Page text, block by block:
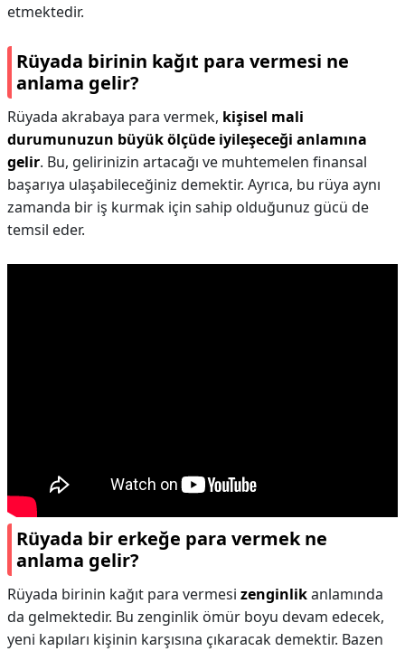
etmektedir.
Rüyada birinin kağıt para vermesi ne
anlama gelir?
Rüyada akrabaya para vermek, kişisel mali
durumunuzun büyük ölçüde iyileşeceği anlamına
gelir. Bu, gelirinizin artacağı ve muhtemelen finansal
başarıya ulaşabileceğiniz demektir. Ayrıca, bu rüya aynı
zamanda bir iş kurmak için sahip olduğunuz gücü de
temsil eder.
Rüyada bir erkeğe para vermek ne
anlama gelir?
Rüyada birinin kağıt para vermesi zenginlikanlamında
da gelmektedir. Bu zenginlik ömür boyu devam edecek,
yeni kapıları kişinin karşısına çıkaracak demektir. Bazen